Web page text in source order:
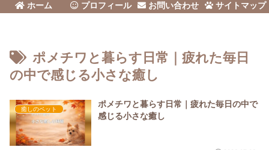
ホーム プロフィール お問い合わせ サイトマップ
ポメチワと暮らす日常｜疲れた毎日
の中で感じる小さな癒し
癒しのペット
ポメチワと暮らす日常｜疲れた毎日の中で
感じる小さな癒し